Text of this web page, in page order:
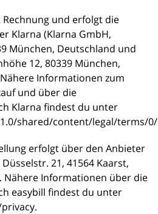
und erfolgt die
Klarna (Klarna GmbH,
München, Deutschland und
12, 80339 München,
Informationen zum
und über die
Klarna findest du unter
shared/content/legal/terms/
erfolgt über den Anbieter
21, 41564 Kaarst,
Nähere Informationen über die
easybill findest du unter